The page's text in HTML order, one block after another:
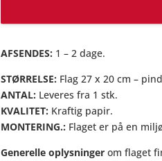
AFSENDES: 1 – 2 dage.
STØRRELSE: Flag 27 x 20 cm –
ANTAL: Leveres fra 1 stk.
KVALITET: Kraftig papir.
MONTERING.: Flaget er på en
Generelle oplysninger om flaget